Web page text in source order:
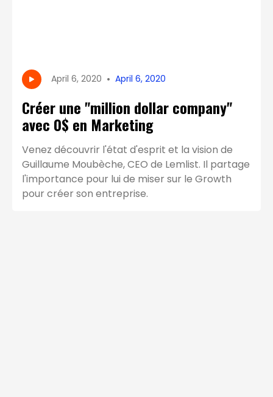
April 6, 2020 • April 6, 2020
Créer une "million dollar company"
avec 0$ en Marketing
Venez découvrir l'état d'esprit et la vision de
Guillaume Moubèche, CEO de Lemlist. Il partage
l'importance pour lui de miser sur le Growth
pour créer son entreprise.